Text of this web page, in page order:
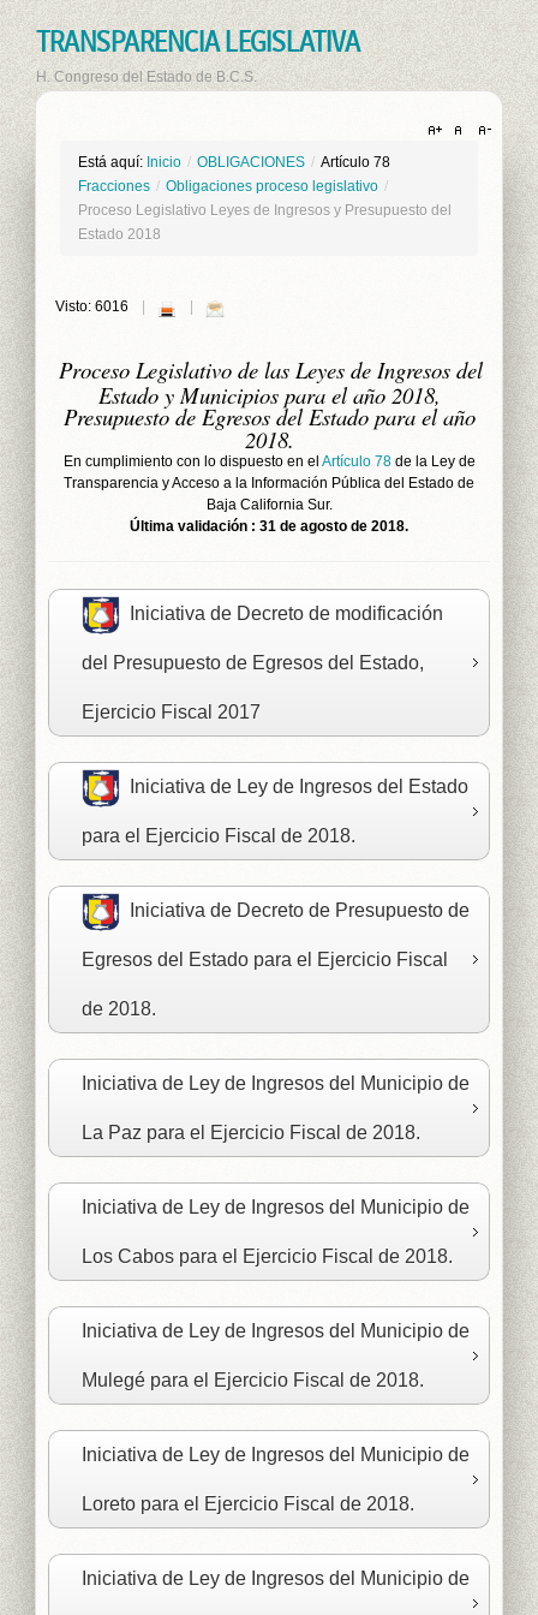
TRANSPARENCIA LEGISLATIVA
H. Congreso del Estado de B.C.S.
Está aquí: Inicio / OBLIGACIONES / Artículo 78
Fracciones / Obligaciones proceso legislativo /
Proceso Legislativo Leyes de Ingresos y Presupuesto del
Estado 2018
Visto: 6016
Proceso Legislativo de las Leyes de Ingresos del
Estado y Municipios para el año 2018,
Presupuesto de Egresos del Estado para el año
2018.
En cumplimiento con lo dispuesto en el Artículo 78de la Ley de
Transparencia y Acceso a la Información Pública del Estado de
Baja California Sur.
Última validación : 31 de agosto de 2018.
Iniciativa de Decreto de modificación
del Presupuesto de Egresos del Estado,
Ejercicio Fiscal 2017
Iniciativa de Ley de Ingresos del Estado
para el Ejercicio Fiscal de 2018.
Iniciativa de Decreto de Presupuesto de
Egresos del Estado para el Ejercicio Fiscal
de 2018.
Iniciativa de Ley de Ingresos del Municipio de
La Paz para el Ejercicio Fiscal de 2018.
Iniciativa de Ley de Ingresos del Municipio de
Los Cabos para el Ejercicio Fiscal de 2018.
Iniciativa de Ley de Ingresos del Municipio de
Mulegé para el Ejercicio Fiscal de 2018.
Iniciativa de Ley de Ingresos del Municipio de
Loreto para el Ejercicio Fiscal de 2018.
Iniciativa de Ley de Ingresos del Municipio de